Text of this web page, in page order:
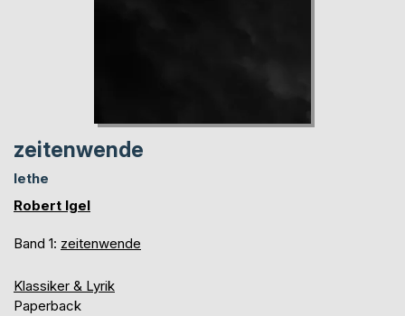
zeitenwende
lethe
Robert Igel
Band 1: zeitenwende
Klassiker & Lyrik
Paperback